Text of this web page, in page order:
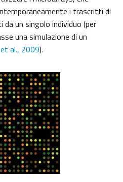
i trascritti di
un singolo individuo (per
una simulazione di un
al., 2009).